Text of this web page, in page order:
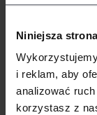
Niniejsza
i reklam, aby
analizować
korzystasz z
Taśma
B&C, pozyskuje
bawełny w sposób
GRAMATURA I SKŁAD
UWAGI